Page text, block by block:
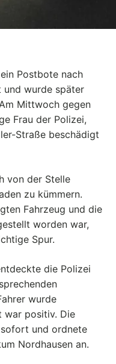
Postbote nach
und wurde später
Mittwoch gegen
Frau der Polizei,
Straße beschädigt
von der Stelle
zu kümmern.
Fahrzeug und die
worden war,
Spur.
die Polizei
wurde
war positiv. Die
und ordnete
Nordhausen an.